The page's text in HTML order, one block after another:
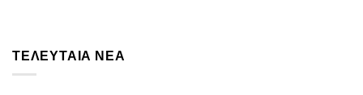
ΤΕΛΕΥΤΑΊΑ ΝΈΑ